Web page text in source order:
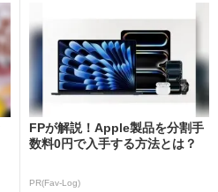
FPが解説！Apple製品を分割手
数料0円で入手する方法とは？
PR(Fav-Log)